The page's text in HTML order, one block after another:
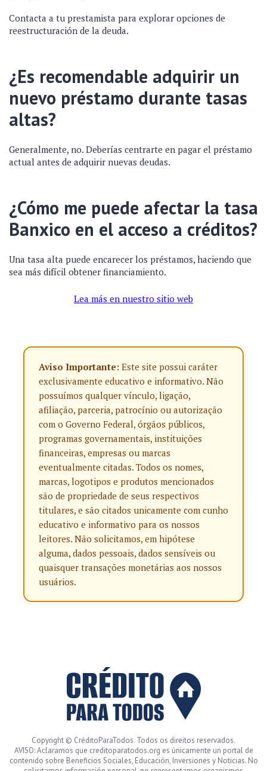
Contacta a tu prestamista para explorar opciones de
reestructuración de la deuda.
¿Es recomendable adquirir un
nuevo préstamo durante tasas
altas?
Generalmente, no. Deberías centrarte en pagar el préstamo
actual antes de adquirir nuevas deudas.
¿Cómo me puede afectar la tasa
Banxico en el acceso a créditos?
Una tasa alta puede encarecer los préstamos, haciendo que
sea más difícil obtener financiamiento.
Lea más en nuestro sitio web
Aviso Importante: Este site possui caráter
exclusivamente educativo e informativo. Não
possuímos qualquer vínculo, ligação,
afiliação, parceria, patrocínio ou autorização
com o Governo Federal, órgãos públicos,
programas governamentais, instituições
financeiras, empresas ou marcas
eventualmente citadas. Todos os nomes,
marcas, logotipos e produtos mencionados
são de propriedade de seus respectivos
titulares, e são citados unicamente com cunho
educativo e informativo para os nossos
leitores. Não solicitamos, em hipótese
alguma, dados pessoais, dados sensíveis ou
quaisquer transações monetárias aos nossos
usuários.
Copyright © CréditoParaTodos. Todos os direitos reservados.
AVISO: Aclaramos que creditoparatodos.org es únicamente un portal de
contenido sobre Beneficios Sociales, Educación, Inversiones y Noticias. No